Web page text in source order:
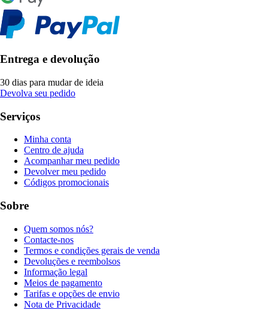
Entrega e devolução
30 dias para mudar de ideia
Devolva seu pedido
Serviços
Minha conta
Centro de ajuda
Acompanhar meu pedido
Devolver meu pedido
Códigos promocionais
Sobre
Quem somos nós?
Contacte-nos
Termos e condições gerais de venda
Devoluções e reembolsos
Informação legal
Meios de pagamento
Tarifas e opções de envio
Nota de Privacidade